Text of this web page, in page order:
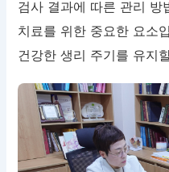
검사 결과에 따른 관리 방
치료를 위한 중요한 요소
건강한 생리 주기를 유지